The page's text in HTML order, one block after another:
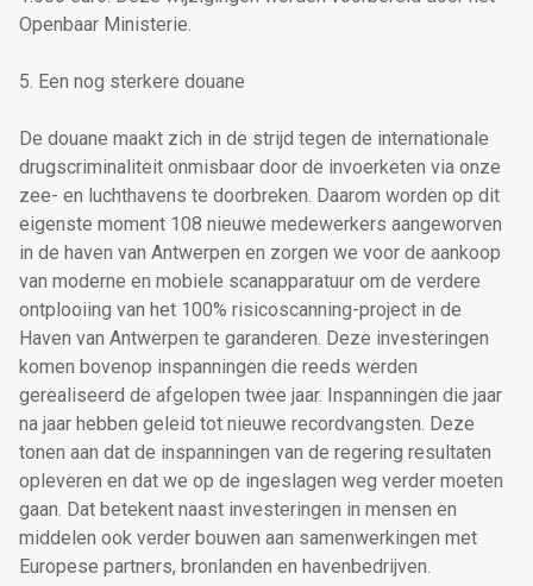
Openbaar Ministerie.
5. Een nog sterkere douane
De douane maakt zich in de strijd tegen de internationale
drugscriminaliteit onmisbaar door de invoerketen via onze
zee- en luchthavens te doorbreken. Daarom worden op dit
eigenste moment 108 nieuwe medewerkers aangeworven
in de haven van Antwerpen en zorgen we voor de aankoop
van moderne en mobiele scanapparatuur om de verdere
ontplooiing van het 100% risicoscanning-project in de
Haven van Antwerpen te garanderen. Deze investeringen
komen bovenop inspanningen die reeds werden
gerealiseerd de afgelopen twee jaar. Inspanningen die jaar
na jaar hebben geleid tot nieuwe recordvangsten. Deze
tonen aan dat de inspanningen van de regering resultaten
opleveren en dat we op de ingeslagen weg verder moeten
gaan. Dat betekent naast investeringen in mensen en
middelen ook verder bouwen aan samenwerkingen met
Europese partners, bronlanden en havenbedrijven.